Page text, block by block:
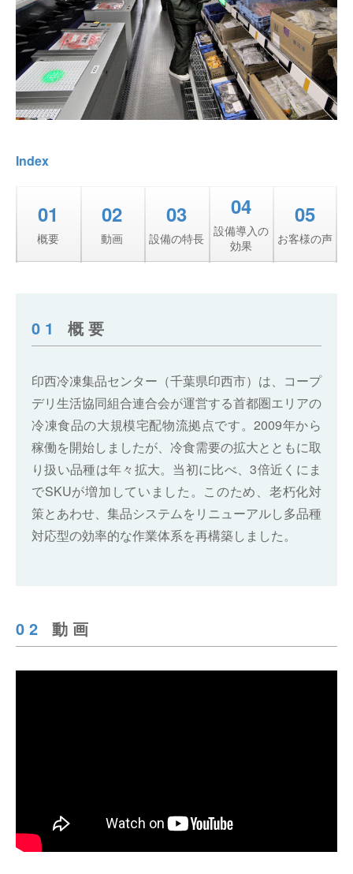
Index
01
概要
02
動画
03
設備の特長
04
設備導入の
効果
05
お客様の声
概要
01
印西冷凍集品センター（千葉県印西市）は、コープ
デリ生活協同組合連合会が運営する首都圏エリアの
冷凍食品の大規模宅配物流拠点です。2009年から
稼働を開始しましたが、冷食需要の拡大とともに取
り扱い品種は年々拡大。当初に比べ、3倍近くにま
でSKUが増加していました。このため、老朽化対
策とあわせ、集品システムをリニューアルし多品種
対応型の効率的な作業体系を再構築しました。
動画
02